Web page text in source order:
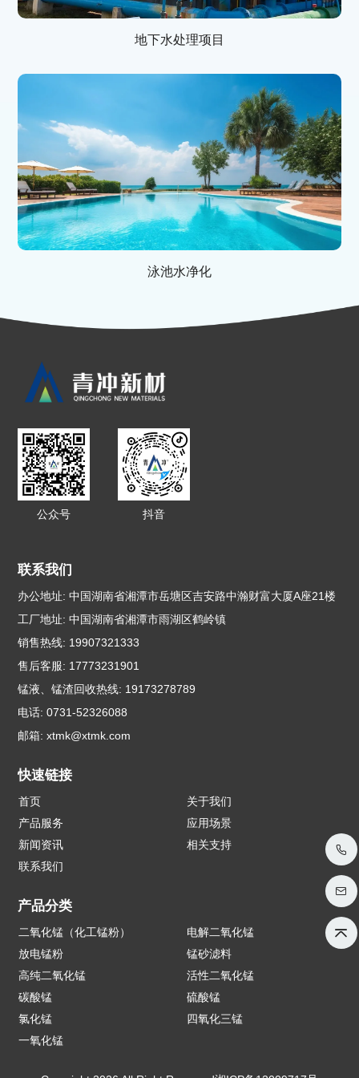
地下水处理项目
泳池水净化
公众号 抖音
联系我们
办公地址: 中国湖南省湘潭市岳塘区吉安路中瀚财富大厦A座21楼
工厂地址: 中国湖南省湘潭市雨湖区鹤岭镇
销售热线: 19907321333
售后客服: 17773231901
锰液、锰渣回收热线: 19173278789
电话: 0731-52326088
邮箱:xtmk@xtmk.com
快速链接
首页
关于我们
产品服务
应用场景
新闻资讯
相关支持
联系我们
产品分类
二氧化锰（化工锰粉）
电解二氧化锰
放电锰粉
锰砂滤料
高纯二氧化锰
活性二氧化锰
碳酸锰
硫酸锰
氯化锰
四氧化三锰
一氧化锰